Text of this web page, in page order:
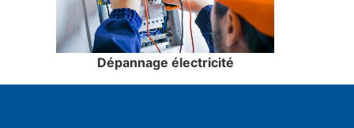
Dépannage électricité